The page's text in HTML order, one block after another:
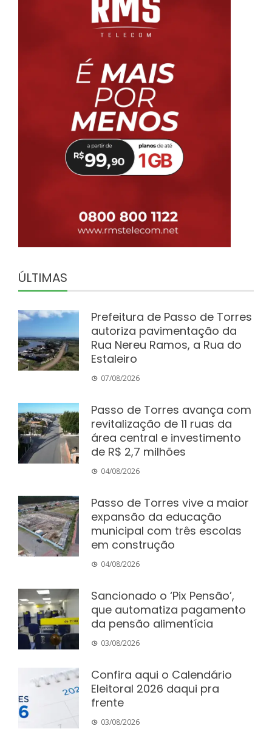
ÚLTIMAS
Prefeitura de Passo de Torres
autoriza pavimentação da
Rua Nereu Ramos, a Rua do
Estaleiro
07/08/2026
Passo de Torres avança com
revitalização de 11 ruas da
área central e investimento
de R$ 2,7 milhões
04/08/2026
Passo de Torres vive a maior
expansão da educação
municipal com três escolas
em construção
04/08/2026
Sancionado o ‘Pix Pensão’,
que automatiza pagamento
da pensão alimentícia
03/08/2026
Confira aqui o Calendário
Eleitoral 2026 daqui pra
frente
03/08/2026